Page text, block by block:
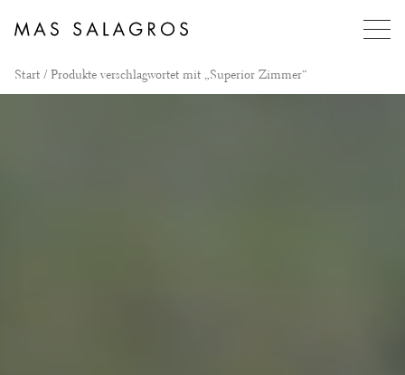
Start / Produkte verschlagwortet mit „Superior Zimmer“